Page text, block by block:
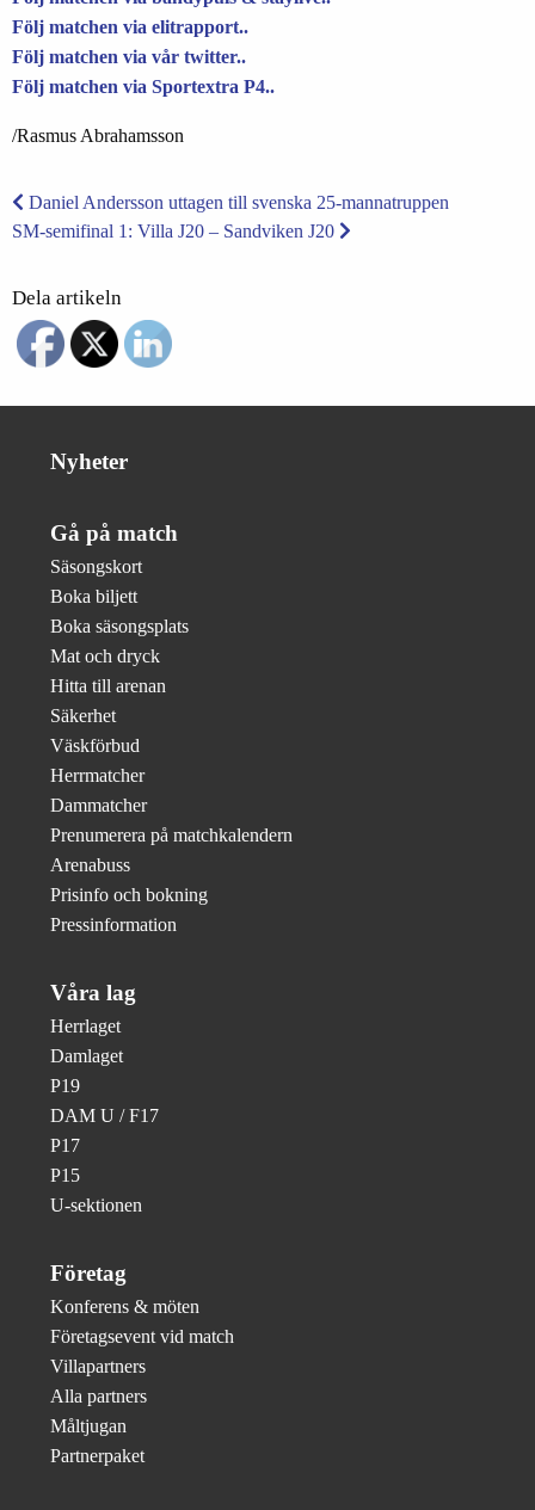
Följ matchen via elitrapport..
Följ matchen via vår twitter..
Följ matchen via Sportextra P4..
/Rasmus Abrahamsson
Daniel Andersson uttagen till svenska 25-mannatruppen
SM-semifinal 1: Villa J20 – Sandviken J20
Dela artikeln
Nyheter
Gå på match
Säsongskort
Boka biljett
Boka säsongsplats
Mat och dryck
Hitta till arenan
Säkerhet
Väskförbud
Herrmatcher
Dammatcher
Prenumerera på matchkalendern
Arenabuss
Prisinfo och bokning
Pressinformation
Våra lag
Herrlaget
Damlaget
P19
DAM U / F17
P17
P15
U-sektionen
Företag
Konferens & möten
Företagsevent vid match
Villapartners
Alla partners
Måltjugan
Partnerpaket